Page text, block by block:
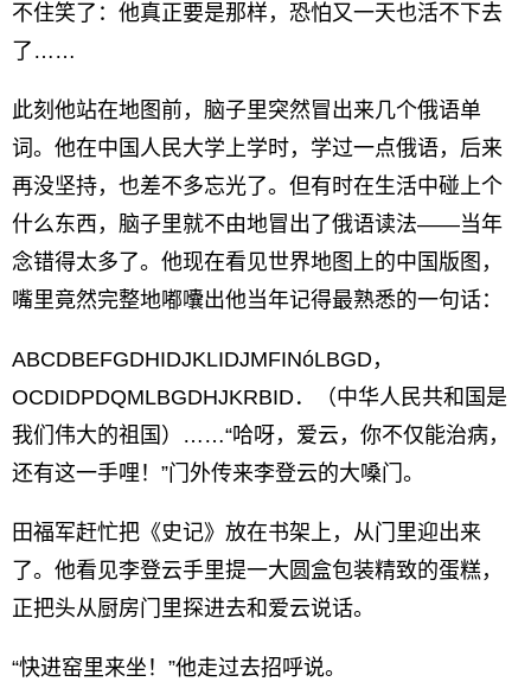
不住笑了：他真正要是那样，恐怕又一天也活不下去
了……
此刻他站在地图前，脑子里突然冒出来几个俄语单
词。他在中国人民大学上学时，学过一点俄语，后来
再没坚持，也差不多忘光了。但有时在生活中碰上个
什么东西，脑子里就不由地冒出了俄语读法——当年
念错得太多了。他现在看见世界地图上的中国版图，
嘴里竟然完整地嘟囔出他当年记得最熟悉的一句话：
ABCDBEFGDHIDJKLIDJMFINóLBGD，
OCDIDPDQMLBGDHJKRBID．（中华人民共和国是
我们伟大的祖国）……“哈呀，爱云，你不仅能治病，
还有这一手哩！”门外传来李登云的大嗓门。
田福军赶忙把《史记》放在书架上，从门里迎出来
了。他看见李登云手里提一大圆盒包装精致的蛋糕，
正把头从厨房门里探进去和爱云说话。
“快进窑里来坐！”他走过去招呼说。